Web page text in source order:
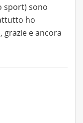
sport) sono
ho
grazie e ancora